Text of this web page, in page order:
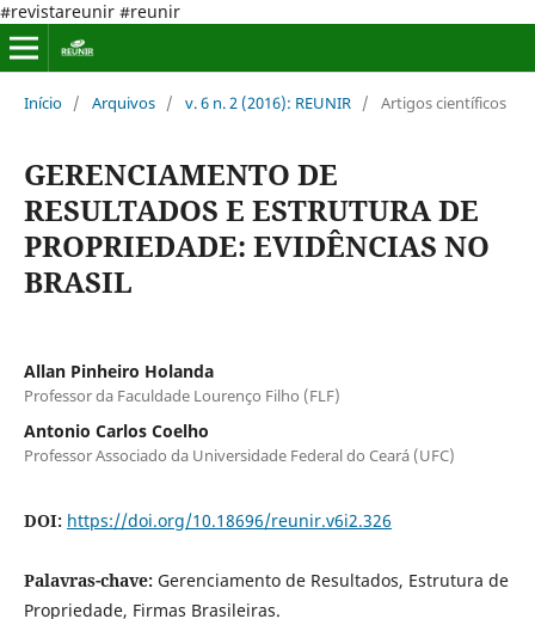
#revistareunir #reunir
Início / Arquivos / v. 6 n. 2 (2016): REUNIR / Artigos científicos
GERENCIAMENTO DE
RESULTADOS E ESTRUTURA DE
PROPRIEDADE: EVIDÊNCIAS NO
BRASIL
Allan Pinheiro Holanda
Professor da Faculdade Lourenço Filho (FLF)
Antonio Carlos Coelho
Professor Associado da Universidade Federal do Ceará (UFC)
DOI: https://doi.org/10.18696/reunir.v6i2.326
Palavras-chave: Gerenciamento de Resultados, Estrutura de
Propriedade, Firmas Brasileiras.